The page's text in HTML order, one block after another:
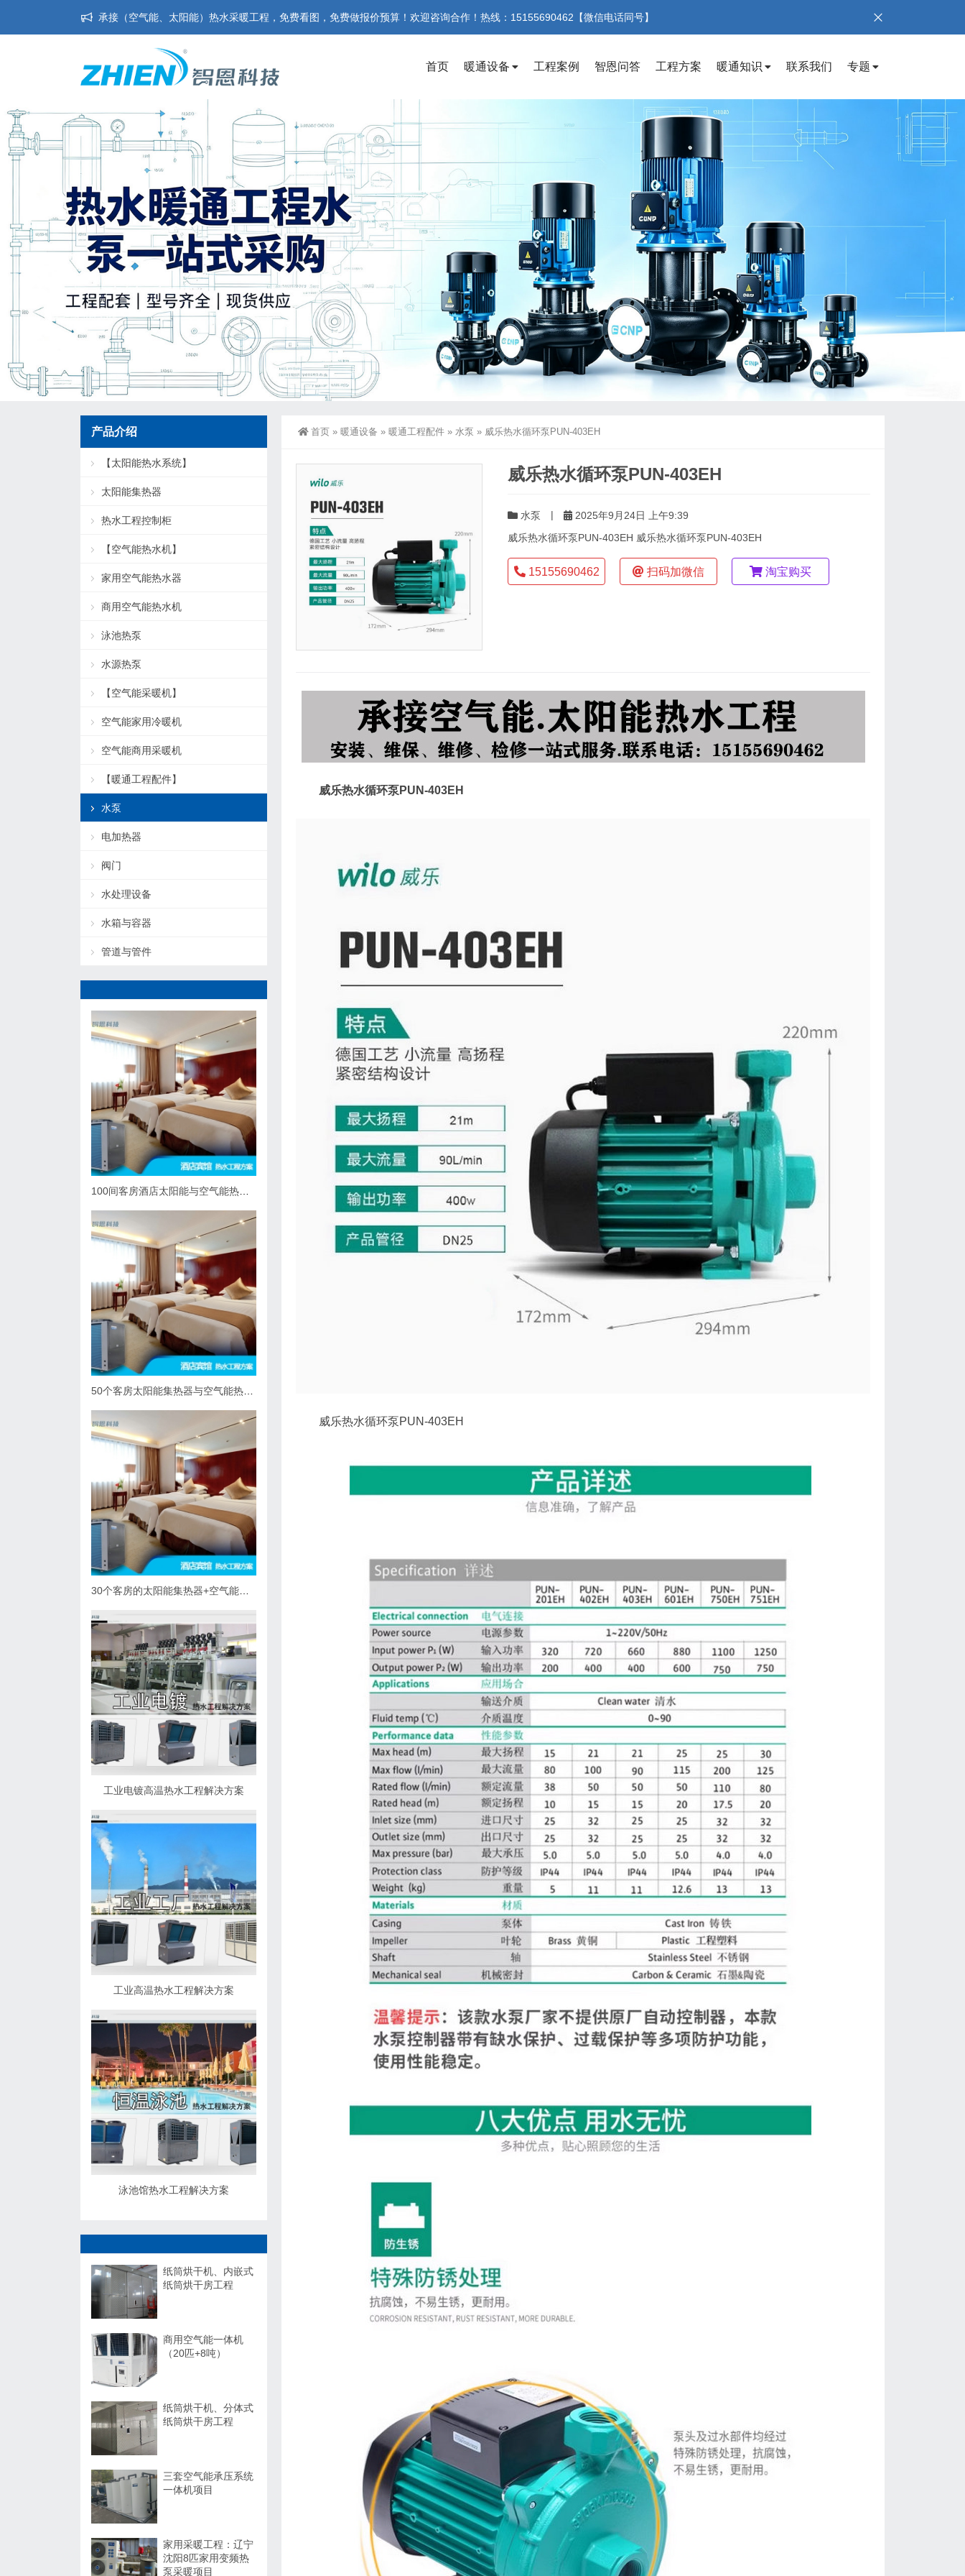
承接（空气能、太阳能）热水采暖工程，免费看图，免费做报价预算！欢迎咨询合作！热线：15155690462【微信电话同号】
首页 暖通设备 工程案例 智恩问答 工程方案 暖通知识 联系我们 专题
首页 » 暖通设备 » 暖通工程配件 » 水泵 » 威乐热水循环泵PUN-403EH
威乐热水循环泵PUN-403EH
水泵 |
2025年9月24日 上午9:39
威乐热水循环泵PUN-403EH 威乐热水循环泵PUN-403EH
15155690462 扫码加微信 淘宝购买
威乐热水循环泵PUN-403EH
威乐热水循环泵PUN-403EH
产品介绍
【太阳能热水系统】
太阳能集热器
热水工程控制柜
【空气能热水机】
家用空气能热水器
商用空气能热水机
泳池热泵
水源热泵
【空气能采暖机】
空气能家用冷暖机
空气能商用采暖机
【暖通工程配件】
水泵
电加热器
阀门
水处理设备
水箱与容器
管道与管件
工业电镀高温热水工程解决方案
工业高温热水工程解决方案
泳池馆热水工程解决方案
纸筒烘干机、内嵌式
纸筒烘干房工程
商用空气能一体机
（20匹+8吨）
纸筒烘干机、分体式
纸筒烘干房工程
三套空气能承压系统
一体机项目
家用采暖工程：辽宁
沈阳8匹家用变频热
泵采暖项目